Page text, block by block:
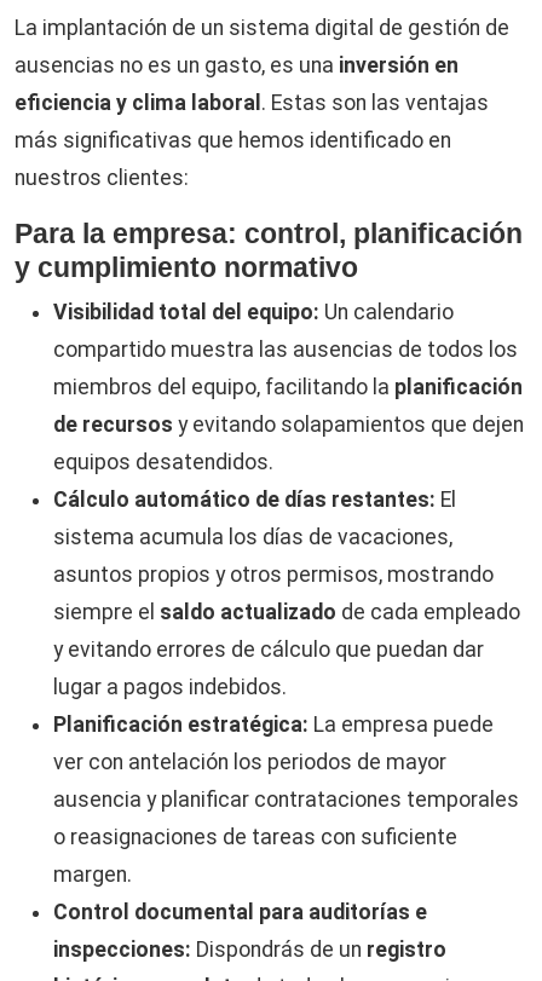
La implantación de un sistema digital de gestión de
ausencias no es un gasto, es una inversión en
eficiencia y clima laboral . Estas son las ventajas
más significativas que hemos identificado en
nuestros clientes:
Para la empresa: control, planificación
y cumplimiento normativo
Visibilidad total del equipo: Un calendario
compartido muestra las ausencias de todos los
miembros del equipo, facilitando la planificación
de recursos y evitando solapamientos que dejen
equipos desatendidos.
Cálculo automático de días restantes: El
sistema acumula los días de vacaciones,
asuntos propios y otros permisos, mostrando
siempre el saldo actualizado de cada empleado
y evitando errores de cálculo que puedan dar
lugar a pagos indebidos.
Planificación estratégica: La empresa puede
ver con antelación los periodos de mayor
ausencia y planificar contrataciones temporales
o reasignaciones de tareas con suficiente
margen.
Control documental para auditorías e
inspecciones: Dispondrás de un registro